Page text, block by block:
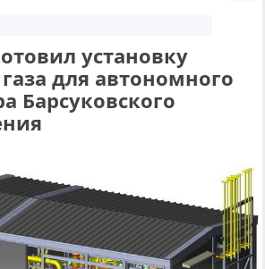
установку
для автономного
Барсуковского